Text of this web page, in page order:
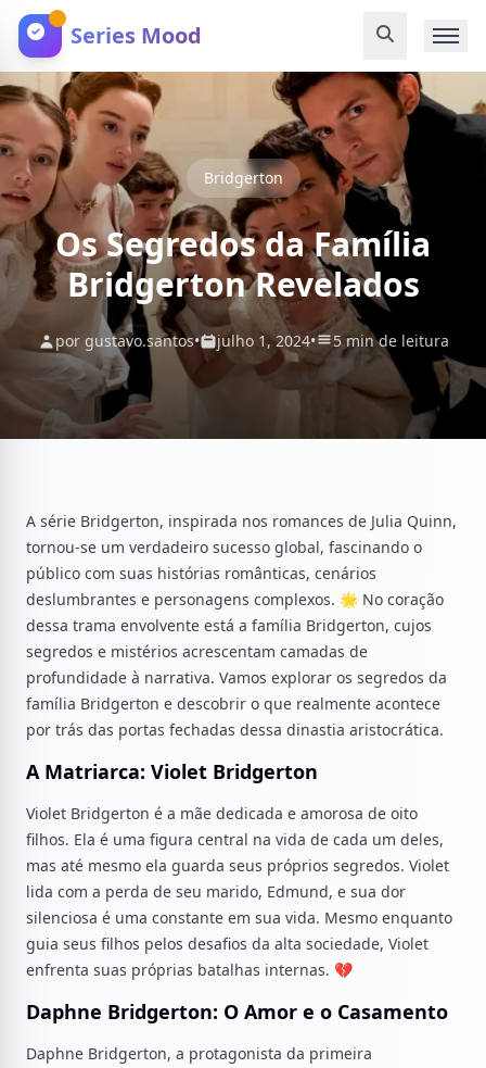
Series Mood
Bridgerton
Os Segredos da Família
Bridgerton Revelados
por gustavo.santos• julho 1, 2024• 5 min de leitura
A série Bridgerton, inspirada nos romances de Julia Quinn,
tornou-se um verdadeiro sucesso global, fascinando o
público com suas histórias românticas, cenários
deslumbrantes e personagens complexos. 🌟 No coração
dessa trama envolvente está a família Bridgerton, cujos
segredos e mistérios acrescentam camadas de
profundidade à narrativa. Vamos explorar os segredos da
família Bridgerton e descobrir o que realmente acontece
por trás das portas fechadas dessa dinastia aristocrática.
A Matriarca: Violet Bridgerton
Violet Bridgerton é a mãe dedicada e amorosa de oito
filhos. Ela é uma figura central na vida de cada um deles,
mas até mesmo ela guarda seus próprios segredos. Violet
lida com a perda de seu marido, Edmund, e sua dor
silenciosa é uma constante em sua vida. Mesmo enquanto
guia seus filhos pelos desafios da alta sociedade, Violet
enfrenta suas próprias batalhas internas. 💔
Daphne Bridgerton: O Amor e o Casamento
Daphne Bridgerton, a protagonista da primeira